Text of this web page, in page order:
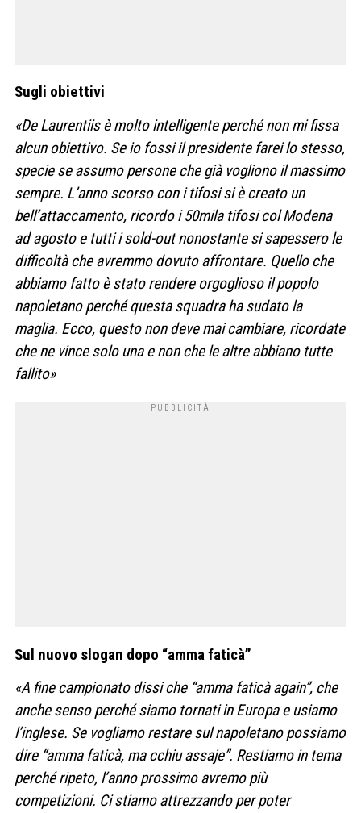
Sugli obiettivi
«De Laurentiis è molto intelligente perché non mi fissa
alcun obiettivo. Se io fossi il presidente farei lo stesso,
specie se assumo persone che già vogliono il massimo
sempre. L’anno scorso con i tifosi si è creato un
bell’attaccamento, ricordo i 50mila tifosi col Modena
ad agosto e tutti i sold-out nonostante si sapessero le
difficoltà che avremmo dovuto affrontare. Quello che
abbiamo fatto è stato rendere orgoglioso il popolo
napoletano perché questa squadra ha sudato la
maglia. Ecco, questo non deve mai cambiare, ricordate
che ne vince solo una e non che le altre abbiano tutte
fallito»
Sul nuovo slogan dopo “amma faticà”
«A fine campionato dissi che “amma faticà again”, che
anche senso perché siamo tornati in Europa e usiamo
l’inglese. Se vogliamo restare sul napoletano possiamo
dire “amma faticà, ma cchiu assaje”. Restiamo in tema
perché ripeto, l’anno prossimo avremo più
competizioni. Ci stiamo attrezzando per poter